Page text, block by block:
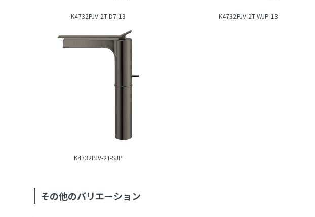
K4732PJV-2T-D7-13 K4732PJV-2T-WJP-13
K4732PJV-2T-SJP
その他のバリエーション